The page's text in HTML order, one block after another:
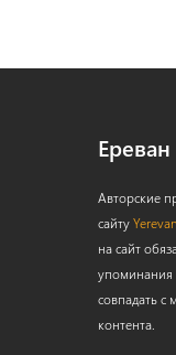
Авторские
сайту
на сайт
упоминания
совпадать с
контента.